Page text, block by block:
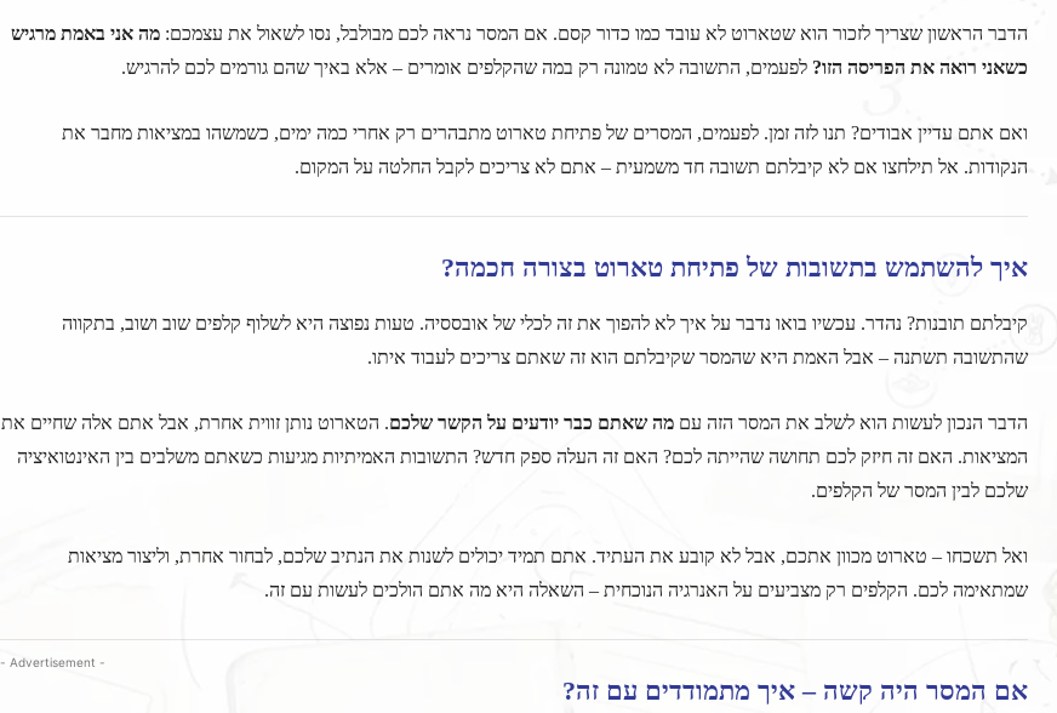
הדבר הראשון שצריך לזכור הוא שטארוט לא עובד כמו כדור קסם. אם המסר נראה לכם מבולבל, נסו לשאול את עצמכם: מה אני באמת מרגיש
כשאני רואה את הפריסה הזו? לפעמים, התשובה לא טמונה רק במה שהקלפים אומרים – אלא באיך שהם גורמים לכם להרגיש.
ואם אתם עדיין אבודים? תנו לזה זמן. לפעמים, המסרים של פתיחת טארוט מתבהרים רק אחרי כמה ימים, כשמשהו במציאות מחבר את
הנקודות. אל תילחצו אם לא קיבלתם תשובה חד משמעית – אתם לא צריכים לקבל החלטה על המקום.
איך להשתמש בתשובות של פתיחת טארוט בצורה חכמה?
קיבלתם תובנות? נהדר. עכשיו בואו נדבר על איך לא להפוך את זה לכלי של אובססיה. טעות נפוצה היא לשלוף קלפים שוב ושוב, בתקווה
שהתשובה תשתנה – אבל האמת היא שהמסר שקיבלתם הוא זה שאתם צריכים לעבוד איתו.
הדבר הנכון לעשות הוא לשלב את המסר הזה עם מה שאתם כבר יודעים על הקשר שלכם. הטארוט נותן זווית אחרת, אבל אתם אלה שחיים את
המציאות. האם זה חיזק לכם תחושה שהייתה לכם? האם זה העלה ספק חדש? התשובות האמיתיות מגיעות כשאתם משלבים בין האינטואיציה
שלכם לבין המסר של הקלפים.
ואל תשכחו – טארוט מכוון אתכם, אבל לא קובע את העתיד. אתם תמיד יכולים לשנות את הנתיב שלכם, לבחור אחרת, וליצור מציאות
שמתאימה לכם. הקלפים רק מצביעים על האנרגיה הנוכחית – השאלה היא מה אתם הולכים לעשות עם זה.
- Advertisement -
אם המסר היה קשה – איך מתמודדים עם זה?